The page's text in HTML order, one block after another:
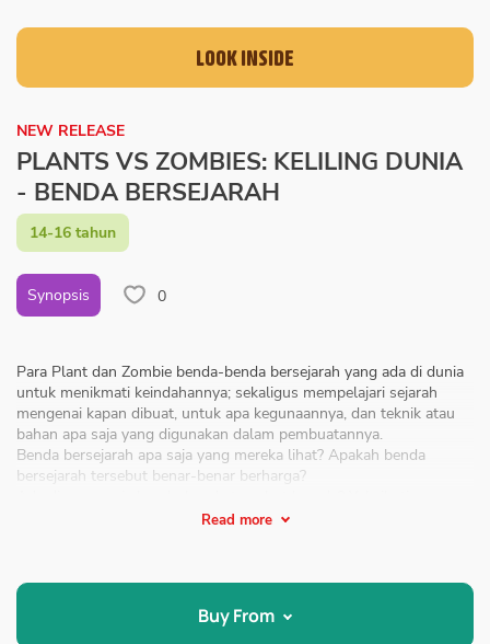
LOOK INSIDE
NEW RELEASE
PLANTS VS ZOMBIES: KELILING DUNIA
- BENDA BERSEJARAH
14-16 tahun
Synopsis 0
Para Plant dan Zombie benda-benda bersejarah yang ada di dunia
untuk menikmati keindahannya; sekaligus mempelajari sejarah
mengenai kapan dibuat, untuk apa kegunaannya, dan teknik atau
bahan apa saja yang digunakan dalam pembuatannya.
Benda bersejarah apa saja yang mereka lihat? Apakah benda
bersejarah tersebut benar-benar berharga?
keseruan Para Plant dan Zombie di museum sekaligus belajar
gim yang terkenal dengan judul yang sama, yaitu Plants vs
sehingga menambah wawasan anak.
Read more
Buy From